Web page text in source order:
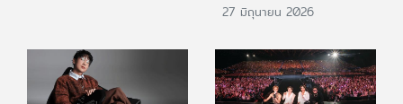
27 มิถุนายน 2026